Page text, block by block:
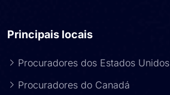
Principais locais
Procuradores dos Estados Unidos
Procuradores do Canadá